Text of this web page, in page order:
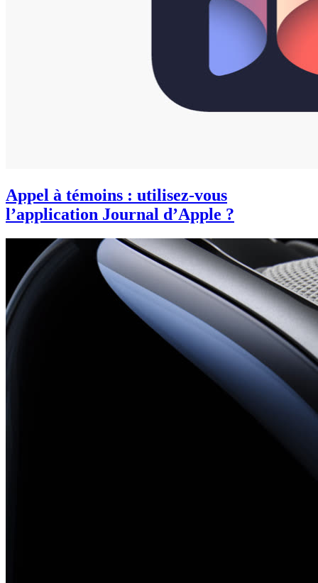
Appel à témoins : utilisez-vous
l’application Journal d’Apple ?